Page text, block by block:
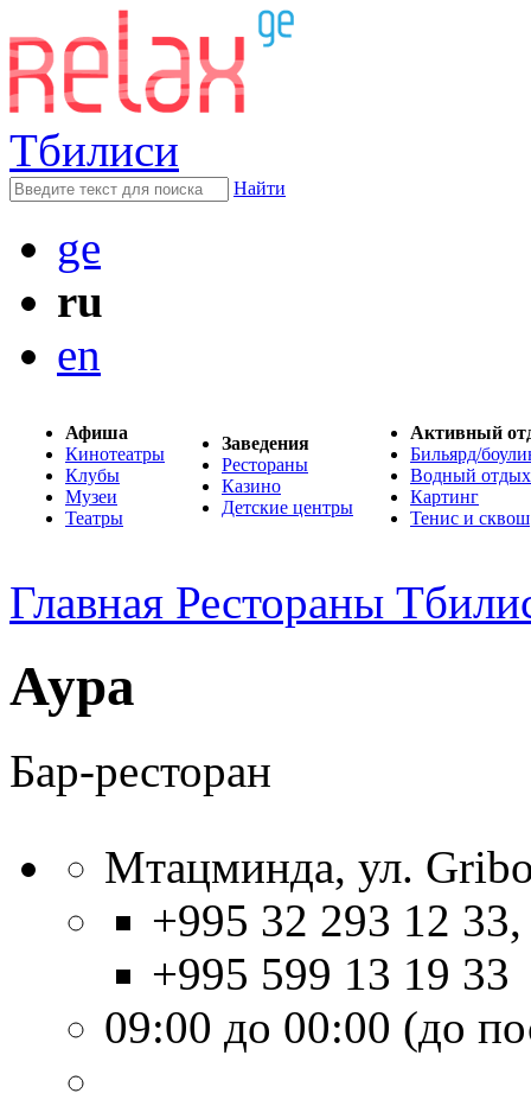
Тбилиси
Найти
ge
ru
en
Афиша
Кинотеатры
Клубы
Музеи
Театры
Заведения
Рестораны
Казино
Детские центры
Активный
Бильярд/
Водный отдых
Картинг
Тенис и сквош
Главная Рестораны
Аура
Бар-ресторан
Мтацминда, ул.
+995 32 293 12 33,
+995 599 13 19 33
09:00 до 00:00 (до